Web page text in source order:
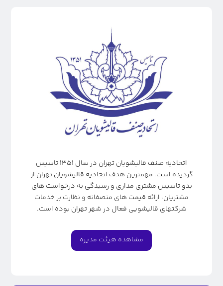
اتحادیه صنف قالیشویان تهران در سال ۱۳۵۱ تاسیس
گردیده است. مهمترین هدف اتحادیه قالیشویان تهران از
بدو تاسیس مشتری مداری و رسیدگی به درخواست های
مشتریان، ارائه قیمت های منصفانه و نظارت بر خدمات
شرکتهای قالیشویی فعال در شهر تهران بوده است.
مشاهده هیئت مدیره